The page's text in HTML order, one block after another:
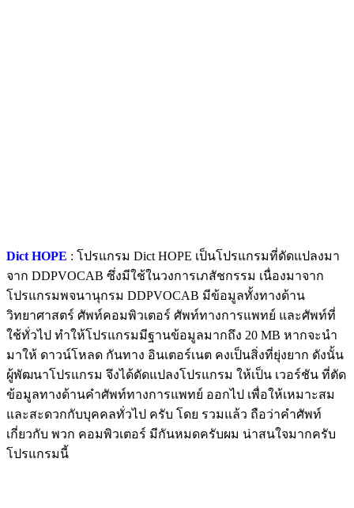
Dict HOPE : โปรแกรม Dict HOPE เป็นโปรแกรมที่ดัดแปลงมา
จาก DDPVOCAB ซึ่งมีใช้ในวงการเภสัชกรรม เนื่องมาจาก
โปรแกรมพจนานุกรม DDPVOCAB มีข้อมูลทั้งทางด้าน
วิทยาศาสตร์ ศัพท์คอมพิวเตอร์ ศัพท์ทางการแพทย์ และศัพท์ที่
ใช้ทั่วไป ทำให้โปรแกรมมีฐานข้อมูลมากถึง 20 MB หากจะนำ
มาให้ ดาวน์โหลด กันทาง อินเตอร์เนต คงเป็นสิ่งที่ยุ่งยาก ดังนั้น
ผู้พัฒนาโปรแกรม จึงได้ดัดแปลงโปรแกรม ให้เป็น เวอร์ชัน ที่ตัด
ข้อมูลทางด้านคำศัพท์ทางการแพทย์ ออกไป เพื่อให้เหมาะสม
และสะดวกกับบุคคลทั่วไป ครับ โดย รวมแล้ว ถือว่าคำศัพท์
เกี่ยวกับ พวก คอมพิวเตอร์ มีกันหมดครับผม น่าสนใจมากครับ
โปรแกรมนี้